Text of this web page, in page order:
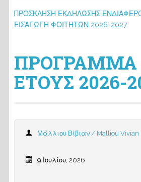
ΠΡΟΣΚΛΗΣΗ ΕΚΔΗΛΩΣΗΣ
ΕΙΣΑΓΩΓΗ ΦΟΙΤΗΤΩΝ 2026-2027
ΠΡΟΓΡΑΜΜΑ
ΕΤΟΥΣ 2026-
Μάλλιου Βίβιαν / Malliou Vivian
9 Ιουλίου, 2026